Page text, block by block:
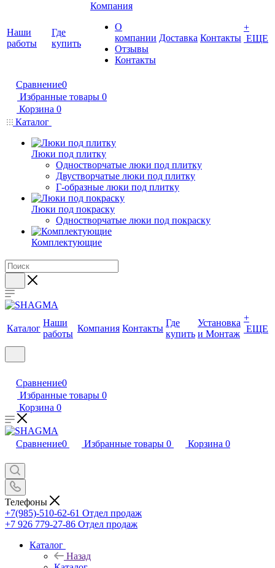
Наши
работы
Где
купить
Компания
О
компании
Отзывы
Контакты
Доставка Контакты
+
ЕЩЕ
Сравнение0
Избранные товары 0
Корзина 0
Каталог
Люки под плитку
Одностворчатые люки под плитку
Двустворчатые люки под плитку
Г-образные люки под плитку
Люки под покраску
Одностворчатые люки под покраску
Комплектующие
Каталог
Наши
работы
Компания Контакты
Где
купить
Установка
и Монтаж
+
ЕЩЕ
Сравнение0
Избранные товары 0
Корзина 0
Сравнение0 Избранные товары 0 Корзина 0
Телефоны
+7(985)-510-62-61 Отдел продаж
‪+7 926 779-27-86‬ Отдел продаж
Каталог
Назад